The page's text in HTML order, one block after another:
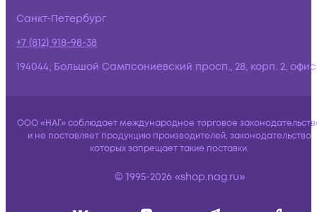
Санкт-Петербург
+7 (812) 918-98-38
194044, Большой Сампсониевский просп., 28, корп. 2,
ООО «НАГ» соблюдает международное торговое
и не поставляет продукцию производителей, законодательство
которых запрещает такие поставки.
© 1995-2026 «shop.nag.ru»